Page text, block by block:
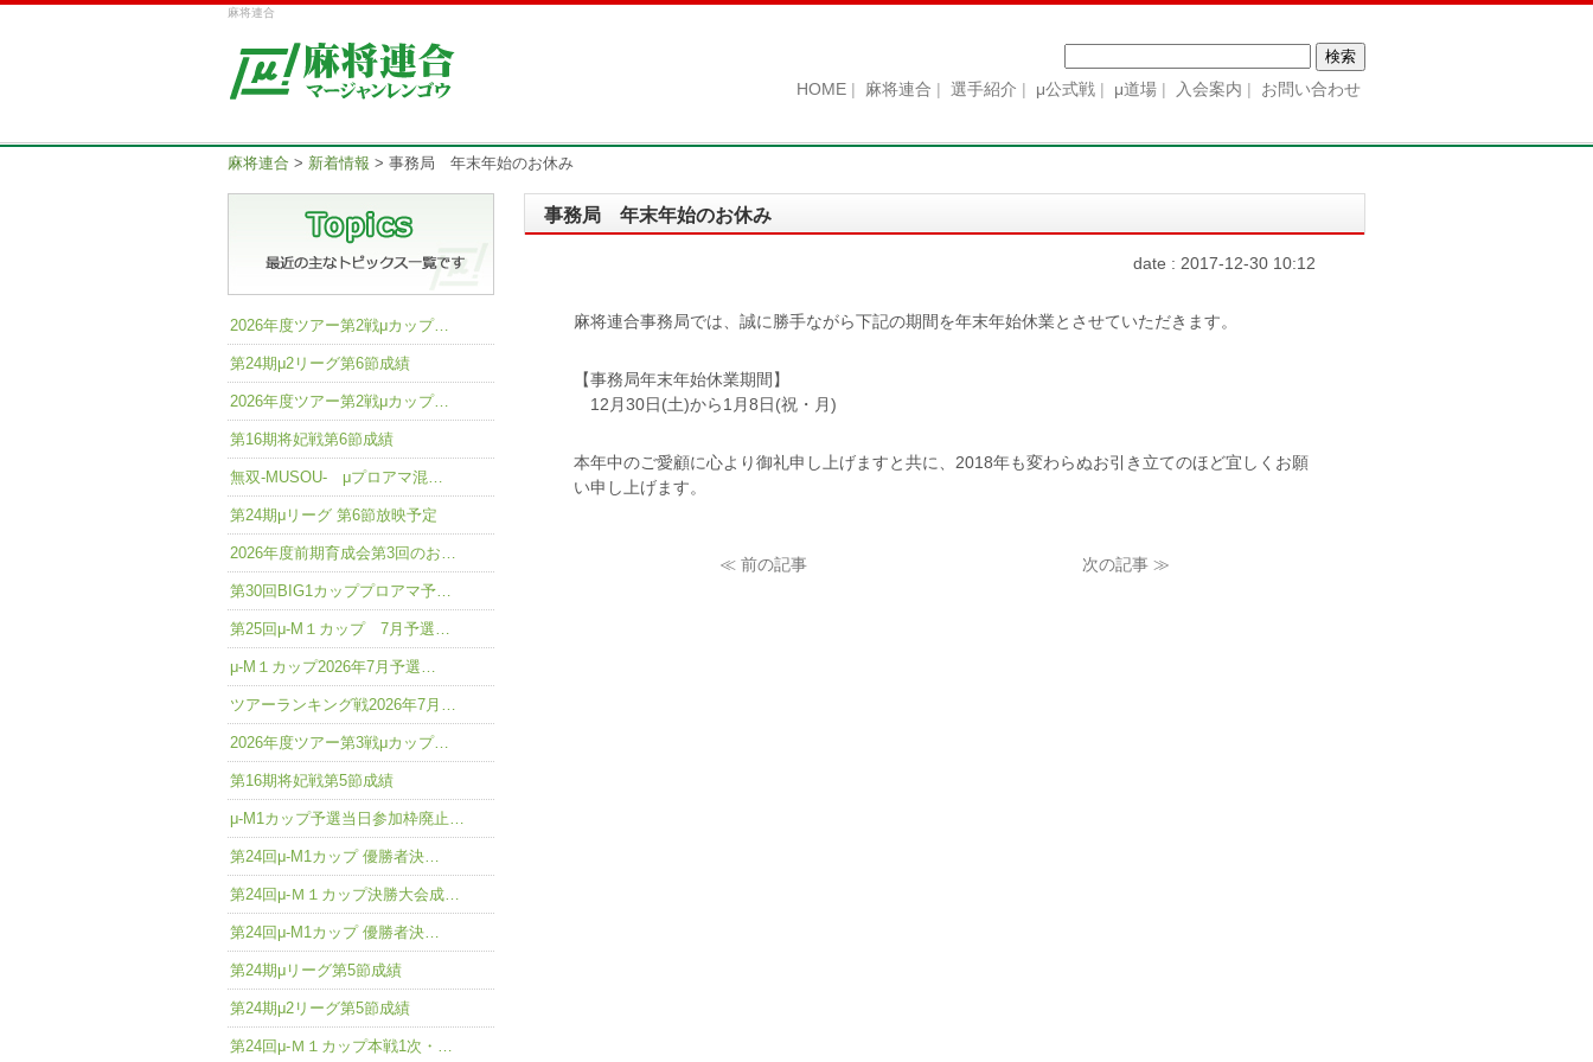
麻将連合
索:
HOME 麻将連合 選手紹介 μ公式戦 μ道場 入会案内 お問い合わせ
麻将連合 > 新着情報 > 事務局 年末年始のお休み
事務局 年末年始のお休み
date : 2017-12-30 10:12
麻将連合事務局では、誠に勝手ながら下記の期間を年末年始休業とさせていただきます。
【事務局年末年始休業期間】
12月30日(土)から1月8日(祝・月)
本年中のご愛顧に心より御礼申し上げますと共に、2018年も変わらぬお引き立てのほど宜しくお願
い申し上げます。
≪ 前の記事 次の記事 ≫
2026年度ツアー第2戦μカップ…
第24期μ2リーグ第6節成績
2026年度ツアー第2戦μカップ…
第16期将妃戦第6節成績
無双-MUSOU- μプロアマ混…
第24期μリーグ 第6節放映予定
2026年度前期育成会第3回のお…
第30回BIG1カッププロアマ予…
第25回μ-M１カップ 7月予選…
μ-M１カップ2026年7月予選…
ツアーランキング戦2026年7月…
2026年度ツアー第3戦μカップ…
第16期将妃戦第5節成績
μ-M1カップ予選当日参加枠廃止…
第24回μ-M1カップ 優勝者決…
第24回μ-Ｍ１カップ決勝大会成…
第24回μ-M1カップ 優勝者決…
第24期μリーグ第5節成績
第24期μ2リーグ第5節成績
第24回μ-Ｍ１カップ本戦1次・…